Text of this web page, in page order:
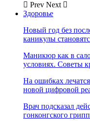
Prev Next
Здоровье
Новый год без
каникулы
Маникюр как в
условиях. Советы
На ошибках
новой цифровой
Врач подсказал
гонконгского